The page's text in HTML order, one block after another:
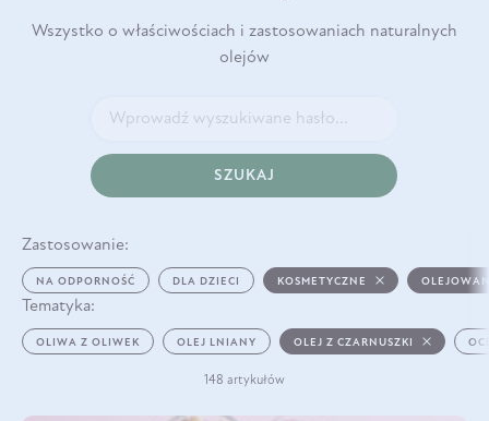
Wszystko o właściwościach i zastosowaniach naturalnych
olejów
SZUKAJ
Zastosowanie:
NA ODPORNOŚĆ DLA DZIECI KOSMETYCZNE
Tematyka:
OLIWA Z OLIWEK OLEJ LNIANY OLEJ Z CZARNUSZKI
148 artykułów